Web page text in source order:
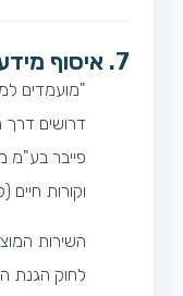
7. איסוף מידע
"מועמדים
דרושים
פייבר בע"מ
וקורות
השירות